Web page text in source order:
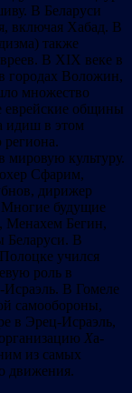
В Беларуси
включая Хабад. В
также
В XIX веке в
городах Воложин,
множество
общины
идиш в этом
региона.
мировую культуру.
Сфарим,
дирижер
будущие
Менахем Бегин,
В
учился
роль в
В Гомеле
самообороны,
в Эрец-Исраэль,
Ха-
из самых
движения.